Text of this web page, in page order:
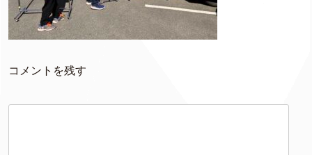
コメントを残す